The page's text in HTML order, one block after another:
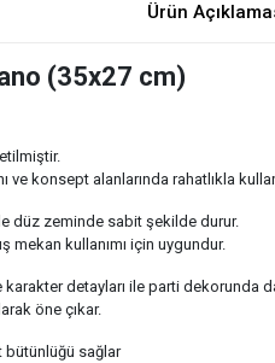
Ürün
(35x27 cm)
konsept alanlarında rahatlıkla
düz zeminde sabit şekilde durur.
mekan kullanımı için uygundur.
karakter detayları ile parti
öne çıkar.
bütünlüğü sağlar